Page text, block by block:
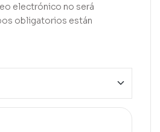
electrónico no será
obligatorios están